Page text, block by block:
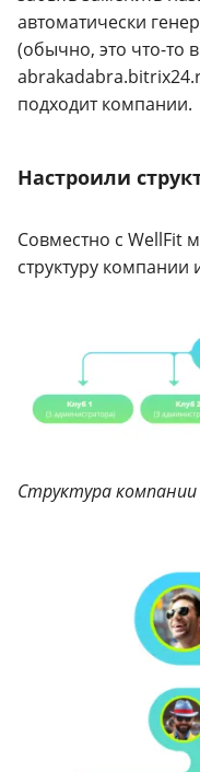
автоматически
(обычно, это что-то
подходит компании.
Настроили
Совместно с WellFit
структуру компании
Структура компании